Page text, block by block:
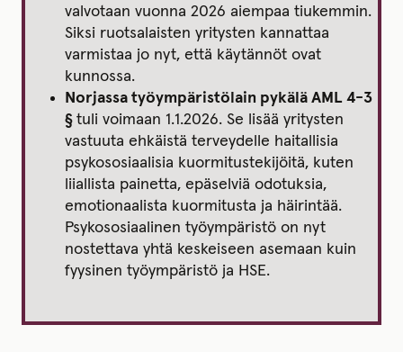
valvotaan vuonna 2026 aiempaa tiukemmin.
Siksi ruotsalaisten yritysten kannattaa
varmistaa jo nyt, että käytännöt ovat
kunnossa.
Norjassa työympäristölain pykälä AML 4-3
§ tuli voimaan 1.1.2026. Se lisää yritysten
vastuuta ehkäistä terveydelle haitallisia
psykososiaalisia kuormitustekijöitä, kuten
liiallista painetta, epäselviä odotuksia,
emotionaalista kuormitusta ja häirintää.
Psykososiaalinen työympäristö on nyt
nostettava yhtä keskeiseen asemaan kuin
fyysinen työympäristö ja HSE.